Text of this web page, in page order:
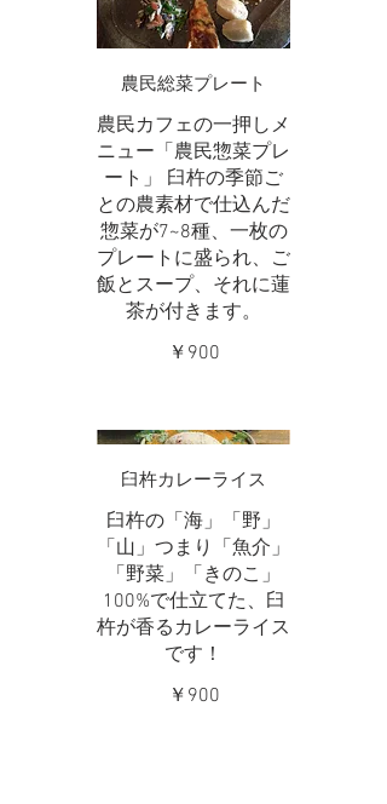
農民総菜プレート
農民カフェの一押しメ
ニュー「農民惣菜プレ
ート」 臼杵の季節ご
との農素材で仕込んだ
惣菜が7~8種、一枚の
プレートに盛られ、ご
飯とスープ、それに蓮
茶が付きます。
￥900
臼杵カレーライス
臼杵の「海」「野」
「山」つまり「魚介」
「野菜」「きのこ」
100%で仕立てた、臼
杵が香るカレーライス
です！
￥900